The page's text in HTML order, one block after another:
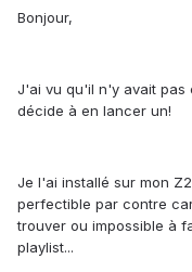
Bonjour,
J'ai vu qu'il n'y avait pas
décide à en lancer un!
Je l'ai installé sur mon
perfectible par contre
trouver ou impossible à
playlist...